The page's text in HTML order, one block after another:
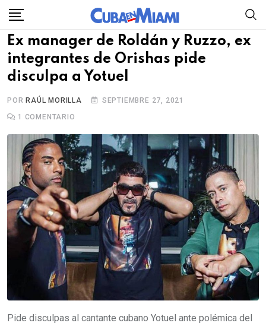
Skip
content
Ex manager de Roldán y Ruzzo, ex
integrantes de Orishas pide
disculpa a Yotuel
POR RAÚL MORILLA
SEPTIEMBRE 27, 2021
1
COMENTARIO
Pide disculpas al cantante cubano Yotuel ante polémica del